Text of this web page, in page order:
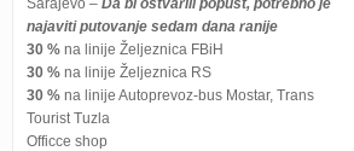
najaviti putovanje sedam dana ranije
30 % na linije Željeznica FBiH
30 % na linije Željeznica RS
30 % na linije Autoprevoz-bus Mostar, Trans
Tourist Tuzla
Officce shop